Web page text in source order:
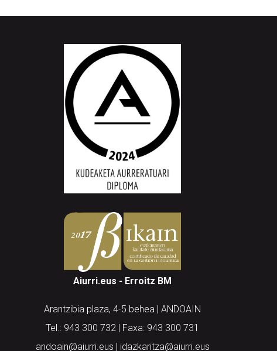
Aiurri.eus - Erroitz BM
Arantzibia plaza, 4-5 behea | ANDOAIN
Tel.: 943 300 732 | Faxa: 943 300 731
andoain@aiurri.eus | idazkaritza@aiurri.eus